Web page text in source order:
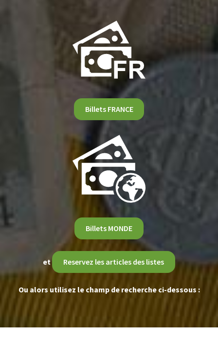
Billets FRANCE
Billets MONDE
et Reservez les articles des listes
Ou alors utilisez le champ de recherche ci-dessous :